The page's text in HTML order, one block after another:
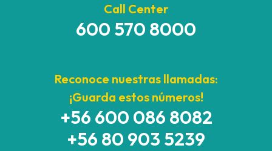
Call Center
600 570 8000
Reconoce nuestras llamadas:
¡Guarda estos números!
+56 600 086 8082
+56 80 903 5239